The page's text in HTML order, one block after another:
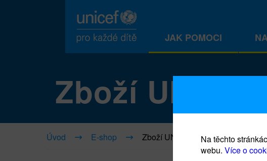
JAK POMOCI
Zboží UNICEF
Úvod E-shop Zboží UNICEF
Na těchto
webu. Více o